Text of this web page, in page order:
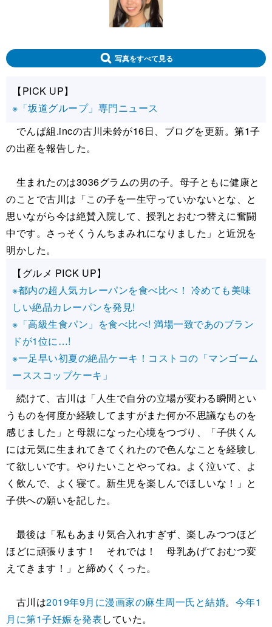
写真をすべて見る
【PICK UP】
※「坂道グループ」専門ニュース
でんぱ組.incの古川未鈴が16日、ブログを更新。第1子
の出産を報告した。
生まれたのは3036グラムの男の子。母子ともに健康と
のことで古川は「この子を一生守っていかないとな、と
思いながら今は絶賛入院して、授乳とおむつ替えに奮闘
中です。さっそくうんちまみれになりました」と近況を
明かした。
【グルメ PICK UP】
※都内の超人気カレーパンを食べ比べ！ 冷めても美味
しい絶品カレーパンを発見!
※「高級生食パン」を食べ比べ! 満場一致であのブラン
ドが1位に…!
※一足早い初夏の絶品ケーキ！コストコの「マンゴーム
ーススコップケーキ」
続けて、古川は「人生で自分の立場が変わる瞬間とい
うものを何度か経験してますがまた何か不思議なものを
感じました」と母親になった心境をつづり、「子供くん
には元気に生まれてきてくれたので色んなことを経験し
て欲しいです。やりたいことやってね。よく泣いて、よ
く飲んで、よく寝て。新生児を楽しんでほしいな！」と
子供への願いを記した。
最後は「私もあまり気合入れすぎず、楽しみつつほど
ほどに頑張ります！ それでは！ 母乳あげておむつ変
えてきます！」と締めくくった。
古川は2019年9月に漫画家の麻生周一氏と結婚。 今年1
月に第1子妊娠を発表していた。